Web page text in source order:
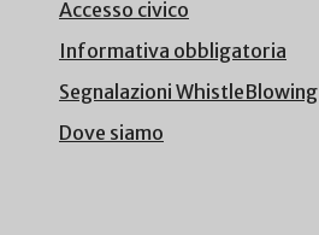
Accesso civico
Informativa obbligatoria
Segnalazioni WhistleBlowing
Dove siamo